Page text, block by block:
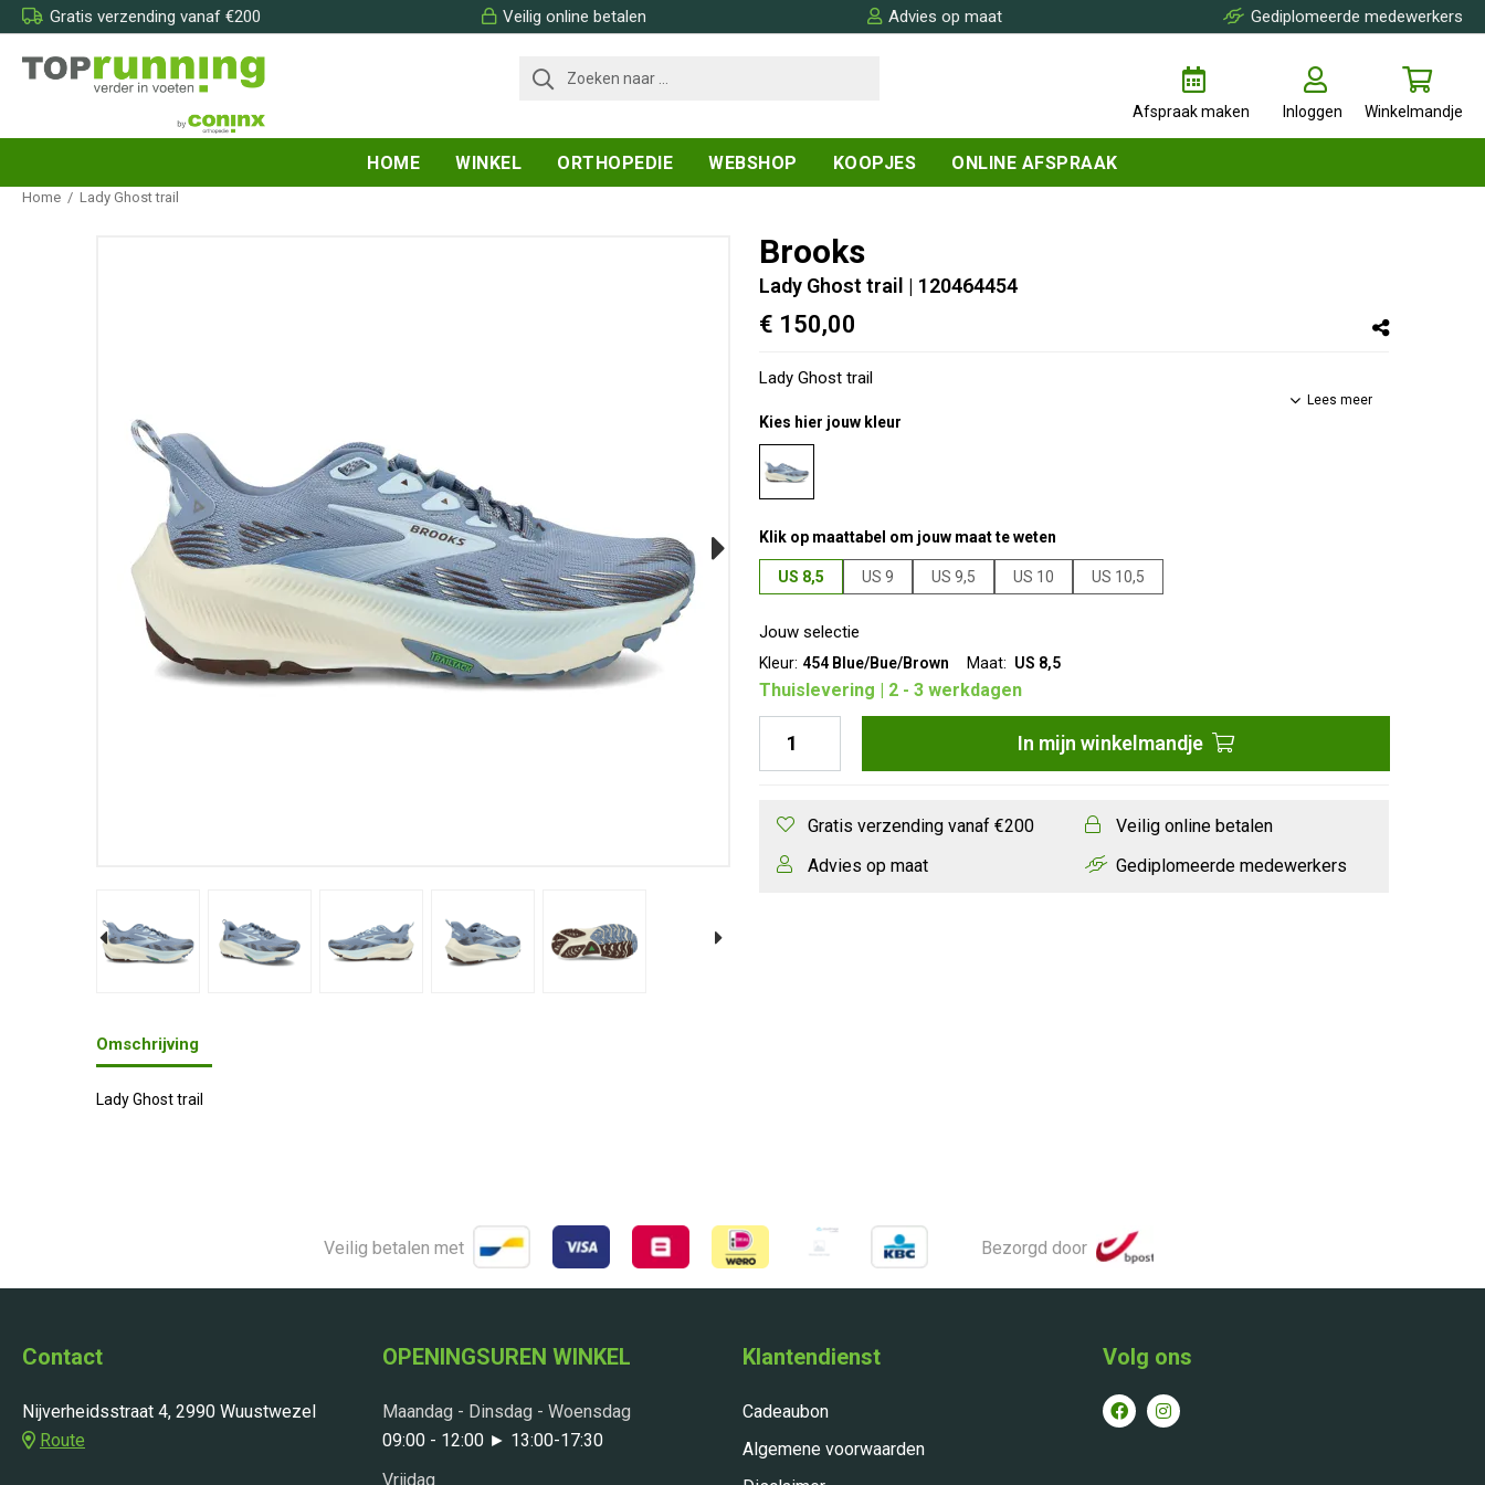
Gratis verzending vanaf €200 Veilig online betalen Advies op maat Gediplomeerde medewerkers
Afspraak maken Inloggen Winkelmandje
HOME WINKEL ORTHOPEDIE WEBSHOP KOOPJES ONLINE AFSPRAAK
Home / Lady Ghost trail
Next
Brooks
Lady Ghost trail | 120464454
€ 150,00
Lady Ghost trail
Lees meer
Kies hier jouw kleur
Klik op maattabel om jouw maat te weten
US 8,5 US 9 US 9,5 US 10 US 10,5
Jouw selectie
Kleur: 454 Blue/Bue/Brown Maat: US 8,5
Thuislevering | 2 - 3 werkdagen
In mijn winkelmandje
Gratis verzending vanaf €200
Veilig online betalen
Advies op maat
Gediplomeerde medewerkers
Omschrijving
Lady Ghost trail
Veilig betalen met Bezorgd door
Contact
Nijverheidsstraat 4, 2990 Wuustwezel
Route
OPENINGSUREN WINKEL
Maandag - Dinsdag - Woensdag
09:00 - 12:00 ► 13:00-17:30
Vrijdag
Klantendienst
Cadeaubon
Algemene voorwaarden
Volg ons